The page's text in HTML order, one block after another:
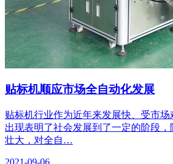
贴标机顺应市场全自动化发展
贴标机行业作为近年来发展快、受市
出现表明了社会发展到了一定的阶段
壮大，对全自…
2021-09-06